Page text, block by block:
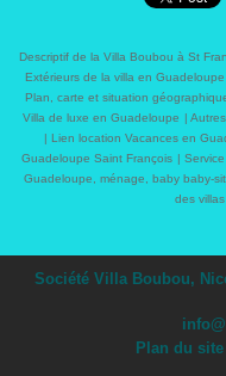
Descriptif de la Villa Boubou à St
Extérieurs de la villa en Guadeloupe
Plan, carte et situation
Villa de luxe en Guadeloupe |
| Lien location Vacances en
Guadeloupe Saint François |
Guadeloupe, ménage, baby baby-
des
Société Villa Boubou,
Plan du site